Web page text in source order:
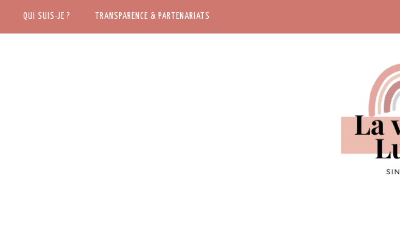
ACCUEIL QUI SUIS-JE ? TRANSPARENCE & PARTENARIATS
QUI SUIS-JE ? TRANSPARENCE & PARTENARIATS